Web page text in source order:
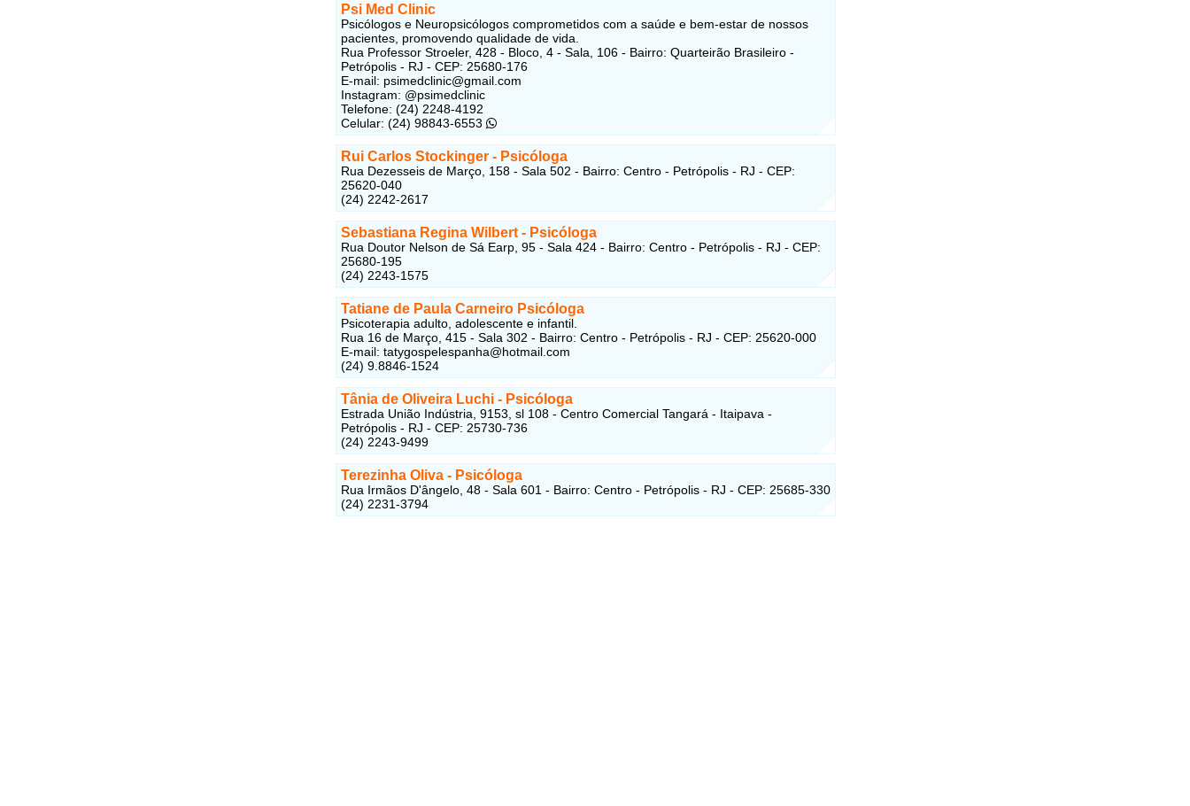
Psi Med Clinic
Psicólogos e Neuropsicólogos comprometidos com a saúde e bem-estar de nossos
pacientes, promovendo qualidade de vida.
Rua Professor Stroeler, 428 - Bloco, 4 - Sala, 106 - Bairro: Quarteirão Brasileiro -
Petrópolis - RJ - CEP: 25680-176
E-mail: psimedclinic@gmail.com
Instagram: @psimedclinic
Telefone: (24) 2248-4192
Celular: (24) 98843-6553
Rui Carlos Stockinger - Psicóloga
Rua Dezesseis de Março, 158 - Sala 502 - Bairro: Centro - Petrópolis - RJ - CEP:
25620-040
(24) 2242-2617
Sebastiana Regina Wilbert - Psicóloga
Rua Doutor Nelson de Sá Earp, 95 - Sala 424 - Bairro: Centro - Petrópolis - RJ - CEP:
25680-195
(24) 2243-1575
Tatiane de Paula Carneiro Psicóloga
Psicoterapia adulto, adolescente e infantil.
Rua 16 de Março, 415 - Sala 302 - Bairro: Centro - Petrópolis - RJ - CEP: 25620-000
E-mail: tatygospelespanha@hotmail.com
(24) 9.8846-1524
Tânia de Oliveira Luchi - Psicóloga
Estrada União Indústria, 9153, sl 108 - Centro Comercial Tangará - Itaipava -
Petrópolis - RJ - CEP: 25730-736
(24) 2243-9499
Terezinha Oliva - Psicóloga
Rua Irmãos D'ângelo, 48 - Sala 601 - Bairro: Centro - Petrópolis - RJ - CEP: 25685-330
(24) 2231-3794